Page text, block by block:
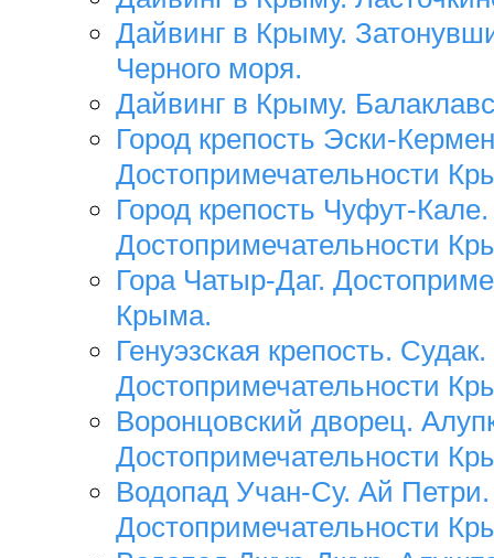
Дайвинг в Крыму.
Черного моря.
Дайвинг в Крыму.
Город крепость Эски-
Достопримечательности
Город крепость Чуфут-
Достопримечательности
Гора Чатыр-Даг.
Крыма.
Генуэзская крепость. Судак.
Достопримечательности
Воронцовский дворец.
Достопримечательности
Водопад Учан-Су. Ай Петри.
Достопримечательности